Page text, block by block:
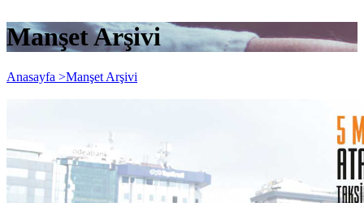
Manşet Arşivi
Anasayfa >Manşet Arşivi